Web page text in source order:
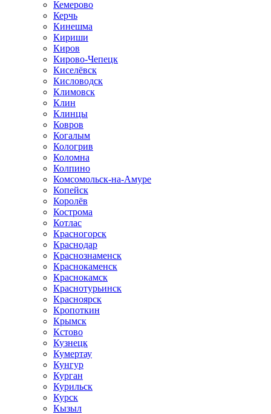
Кемерово
Керчь
Кинешма
Кириши
Киров
Кирово-Чепецк
Киселёвск
Кисловодск
Климовск
Клин
Клинцы
Ковров
Когалым
Кологрив
Коломна
Колпино
Комсомольск-на-Амуре
Копейск
Королёв
Кострома
Котлас
Красногорск
Краснодар
Краснознаменск
Краснокаменск
Краснокамск
Краснотурьинск
Красноярск
Кропоткин
Крымск
Кстово
Кузнецк
Кумертау
Кунгур
Курган
Курильск
Курск
Кызыл